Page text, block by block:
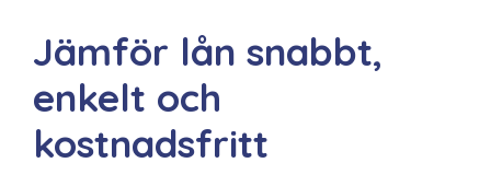
Jämför lån snabbt,
enkelt och
kostnadsfritt